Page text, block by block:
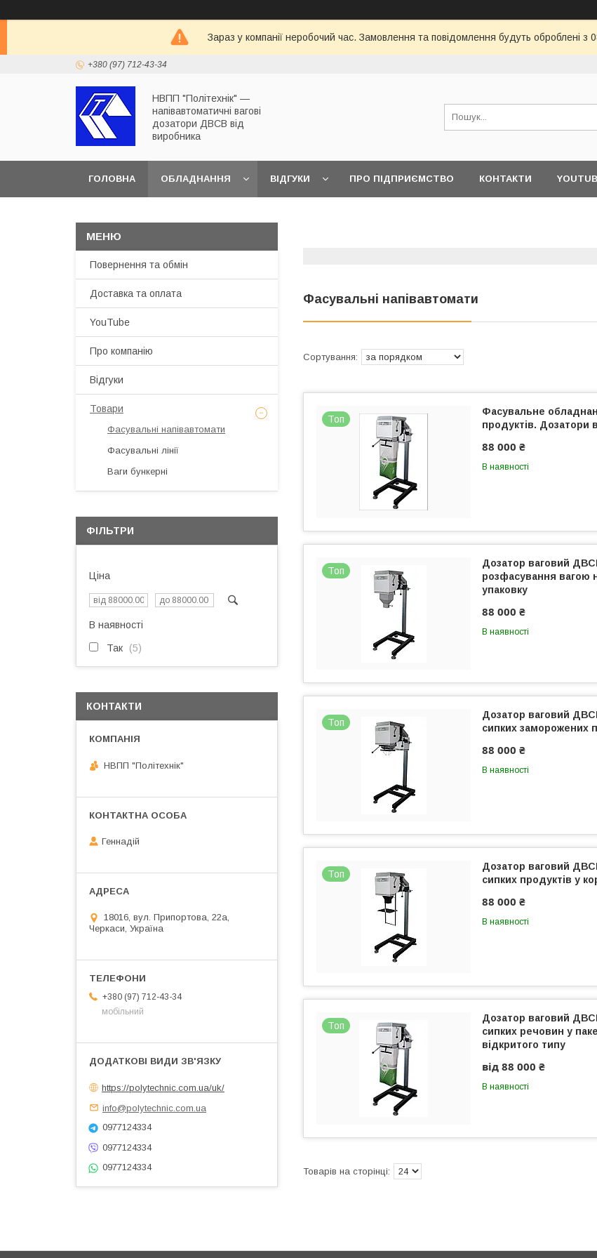
Зараз у компанії неробочий час. Замовлення та повідомлення будуть оброблені
+380 (97) 712-43-34
НВПП "Політехнік" —
напівавтоматичні вагові
дозатори ДВСВ від
виробника
ГОЛОВНА ОБЛАДНАННЯ ВІДГУКИ ПРО ПІДПРИЄМСТВО КОНТАКТИ
Фасувальні напівавтомати
Топ
Фасувальне
продуктів. Дозатори
88 000 ₴
В наявності
Топ
Дозатор ваговий
розфасування вагою
упаковку
88 000 ₴
В наявності
Топ
Дозатор ваговий
сипких заморожених
88 000 ₴
В наявності
Топ
Дозатор ваговий
сипких продуктів у
88 000 ₴
В наявності
Топ
Дозатор ваговий
сипких речовин у
відкритого типу
від 88 000 ₴
В наявності
Повернення та обмін
Доставка та оплата
YouTube
Про компанію
Відгуки
Товари
Фасувальні напівавтомати
Фасувальні лінії
Ваги бункерні
ФІЛЬТРИ
Ціна
В наявності
Так 5
КОНТАКТИ
НВПП "Політехнік"
Геннадій
18016, вул. Припортова, 22а,
Черкаси, Україна
+380 (97) 712-43-34
мобільний
https://polytechnic.com.ua/uk/
info@polytechnic.com.ua
0977124334
0977124334
0977124334